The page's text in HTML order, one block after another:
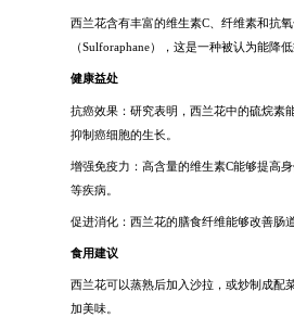
西兰花含有丰富的维生素C、纤维素和抗
（Sulforaphane），这是一种被认为能降
健康益处
抗癌效果：研究表明，西兰花中的硫烷素
抑制癌细胞的生长。
增强免疫力：高含量的维生素C能够提高
等疾病。
促进消化：西兰花的膳食纤维能够改善肠
食用建议
西兰花可以蒸熟后加入沙拉，或炒制成配
加美味。